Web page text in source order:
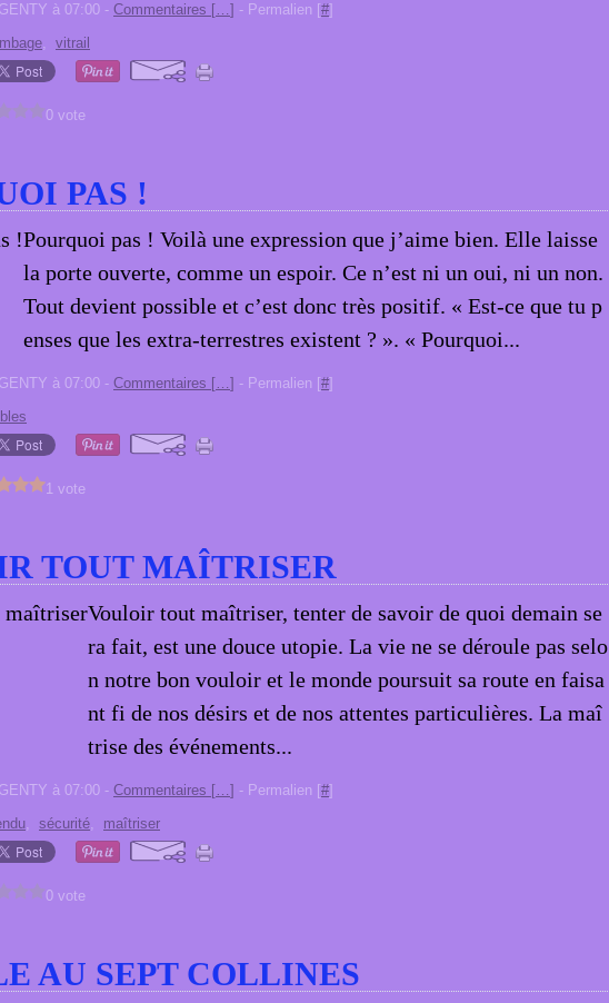
à 07:00 - Commentaires […] - Permalien [#]
, vitrail
0 vote
PAS !
Pourquoi pas ! Voilà une expression que j’aime bien. Elle laisse
la porte ouverte, comme un espoir. Ce n’est ni un oui, ni un non.
Tout devient possible et c’est donc très positif. « Est-ce que tu p
enses que les extra-terrestres existent ? ». « Pourquoi...
à 07:00 - Commentaires […] - Permalien [#]
1 vote
TOUT MAÎTRISER
Vouloir tout maîtriser, tenter de savoir de quoi demain se
ra fait, est une douce utopie. La vie ne se déroule pas selo
n notre bon vouloir et le monde poursuit sa route en faisa
nt fi de nos désirs et de nos attentes particulières. La maî
trise des événements...
à 07:00 - Commentaires […] - Permalien [#]
, sécurité, maîtriser
0 vote
AU SEPT COLLINES